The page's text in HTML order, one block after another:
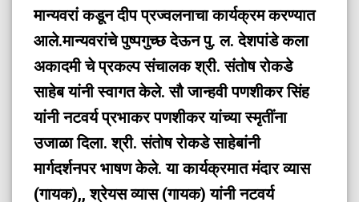
मान्यवरां कडून दीप प्रज्वलनाचा कार्यक्रम करण्यात
आले.मान्यवरांचे पुष्पगुच्छ देऊन पु. ल. देशपांडे कला
अकादमी चे प्रकल्प संचालक श्री. संतोष रोकडे
साहेब यांनी स्वागत केले.सौ जान्हवी पणशीकर सिंह
यांनी नटवर्य प्रभाकर पणशीकर यांच्या स्मृतींना
उजाळा दिला. श्री. संतोष रोकडे साहेबांनी
मार्गदर्शनपर भाषण केले.या कार्यक्रमात मंदार व्यास
(गायक),, श्रेयस व्यास (गायक) यांनी नटवर्य